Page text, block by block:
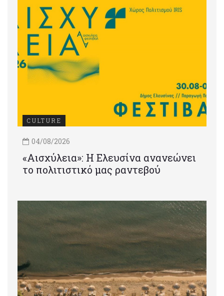
CULTURE
04/08/2026
«Αισχύλεια»: Η Ελευσίνα ανανεώνει
το πολιτιστικό μας ραντεβού